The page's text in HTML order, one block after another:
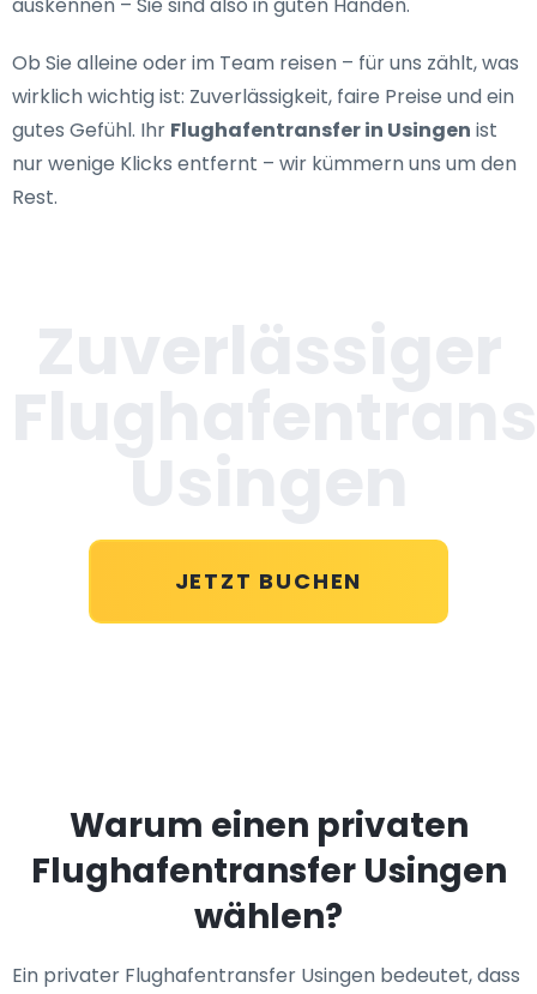
Ob Sie alleine oder im Team reisen – für uns zählt, was
wirklich wichtig ist: Zuverlässigkeit, faire Preise und ein
gutes Gefühl. Ihr Flughafentransfer in Usingen ist
nur wenige Klicks entfernt – wir kümmern uns um den
Rest.
JETZT BUCHEN
Warum einen privaten
Flughafentransfer Usingen
wählen?
Ein privater Flughafentransfer Usingen bedeutet, dass